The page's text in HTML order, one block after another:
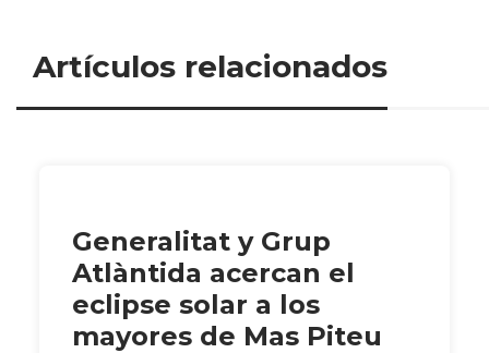
Artículos relacionados
Generalitat y Grup
Atlàntida acercan el
eclipse solar a los
mayores de Mas Piteu